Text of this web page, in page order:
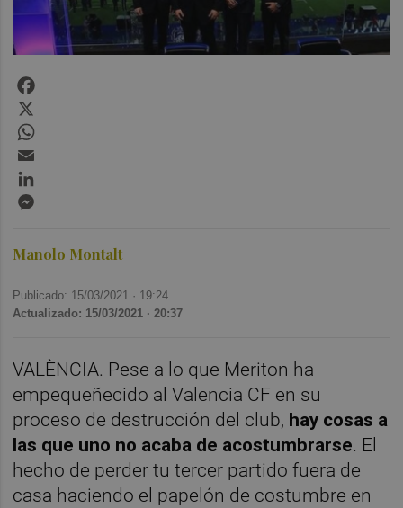
Manolo Montalt
Publicado: 15/03/2021 · 19:24
Actualizado: 15/03/2021 · 20:37
VALÈNCIA. Pese a lo que Meriton ha
empequeñecido al Valencia CF en su
proceso de destrucción del club, hay cosas a
las que uno no acaba de acostumbrarse. El
hecho de perder tu tercer partido fuera de
casa haciendo el papelón de costumbre en